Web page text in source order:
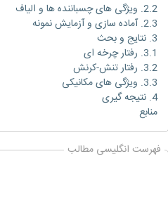
2.2. ویژگی های چسباننده ها و الیاف
2.3. آماده سازی و آزمایش نمونه
3. نتایج و بحث
3.1. رفتار چرخه ای
3.2. رفتار تنش-کرنش
3.3. ویژگی های مکانیکی
4. نتیجه گیری
منابع
فهرست انگلیسی مطالب